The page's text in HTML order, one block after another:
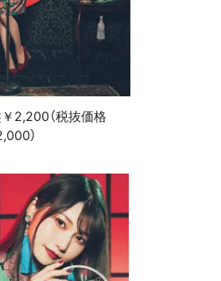
2,200（税抜価格
）